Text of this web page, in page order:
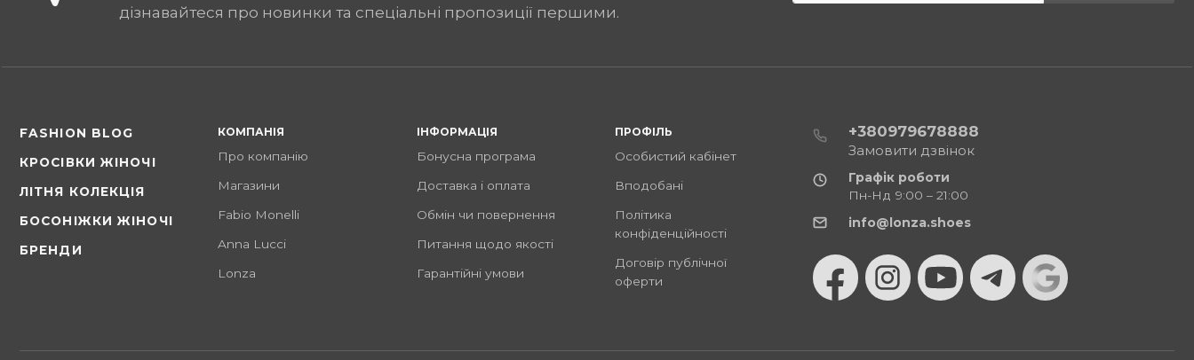
дізнавайтеся про новинки та спеціальні пропозиції першими.
FASHION BLOG
КРОСІВКИ ЖІНОЧІ
ЛІТНЯ КОЛЕКЦІЯ
БОСОНІЖКИ ЖІНОЧІ
БРЕНДИ
КОМПАНІЯ
Про компанію
Магазини
Fabio Monelli
Anna Lucci
Lonza
ІНФОРМАЦІЯ
Бонусна програма
Доставка і оплата
Обмін чи повернення
Питання щодо якості
Гарантійні умови
ПРОФІЛЬ
Особистий кабінет
Вподобані
Політика
конфіденційності
Договір публічної
оферти
+380979678888
Замовити дзвінок
Графік роботи
Пн-Нд 9:00 – 21:00
info@lonza.shoes